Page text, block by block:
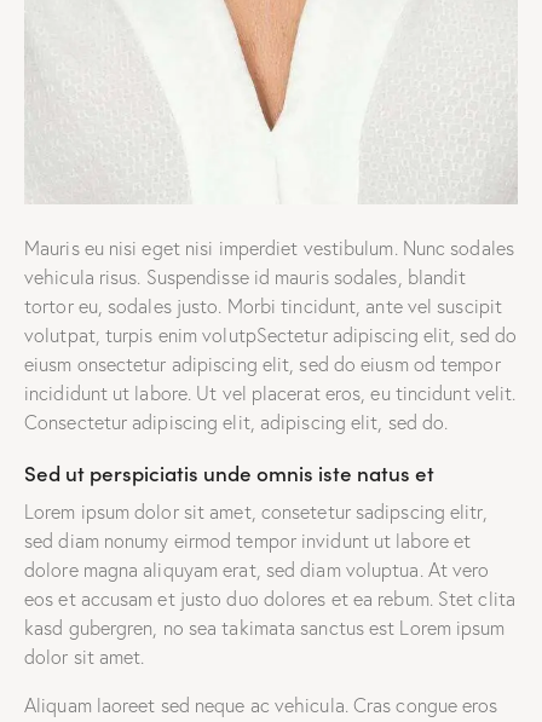
Mauris eu nisi eget nisi imperdiet vestibulum. Nunc sodales
vehicula risus. Suspendisse id mauris sodales, blandit
tortor eu, sodales justo. Morbi tincidunt, ante vel suscipit
volutpat, turpis enim volutpSectetur adipiscing elit, sed do
eiusm onsectetur adipiscing elit, sed do eiusm od tempor
incididunt ut labore. Ut vel placerat eros, eu tincidunt velit.
Consectetur adipiscing elit, adipiscing elit, sed do.
Sed ut perspiciatis unde omnis iste natus et
Lorem ipsum dolor sit amet, consetetur sadipscing elitr,
sed diam nonumy eirmod tempor invidunt ut labore et
dolore magna aliquyam erat, sed diam voluptua. At vero
eos et accusam et justo duo dolores et ea rebum. Stet clita
kasd gubergren, no sea takimata sanctus est Lorem ipsum
dolor sit amet.
Aliquam laoreet sed neque ac vehicula. Cras congue eros